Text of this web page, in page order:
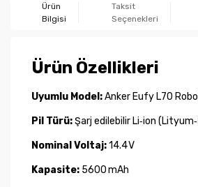
Ürün
Bilgisi
Taksit
Seçenekleri
Ürün Özellikleri
Uyumlu Model:Anker Eufy L70
Pil Türü:Şarj edilebilir Li‑ion
Nominal Voltaj:14.4 V
Kapasite: 5600 mAh